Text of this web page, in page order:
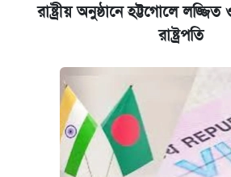
রাষ্ট্রীয় অনুষ্ঠানে হট্টগোলে লজ্জিত
রাষ্ট্রপতি